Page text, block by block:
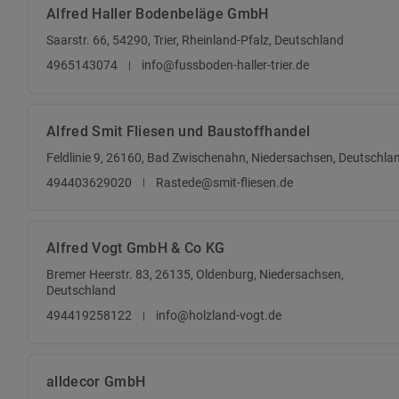
Alfred Haller Bodenbeläge GmbH
Saarstr. 66, 54290, Trier, Rheinland-Pfalz, Deutschland
4965143074
info@fussboden-haller-trier.de
Alfred Smit Fliesen und Baustoffhandel
Feldlinie 9, 26160, Bad Zwischenahn, Niedersachsen,
494403629020
Rastede@smit-fliesen.de
Alfred Vogt GmbH & Co KG
Bremer Heerstr. 83, 26135, Oldenburg, Niedersachsen,
Deutschland
494419258122
info@holzland-vogt.de
alldecor GmbH